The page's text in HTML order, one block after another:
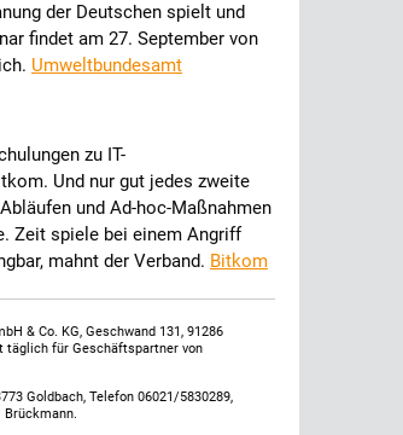
der Deutschen spielt und
findet am 27. September von
Umweltbundesamt
zu IT-
Und nur gut jedes zweite
und Ad-hoc-Maßnahmen
Zeit spiele bei einem Angriff
mahnt der Verband. Bitkom
& Co. KG, Geschwand 131, 91286
täglich für Geschäftspartner von
Goldbach, Telefon 06021/5830289,